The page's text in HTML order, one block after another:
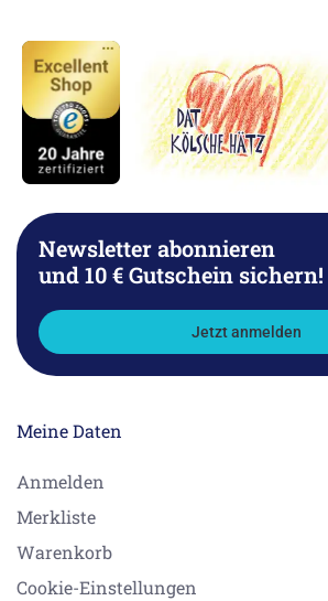
Newsletter abonnieren
und 10 € Gutschein sichern!
Jetzt anmelden
Meine Daten
Anmelden
Merkliste
Warenkorb
Cookie-Einstellungen